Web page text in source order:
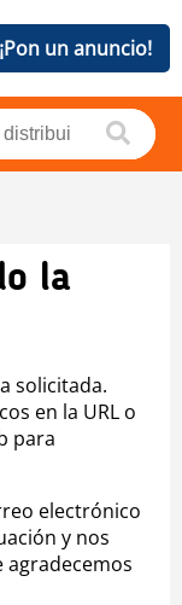
¡Pon un anuncio!
la
solicitada.
en la URL o
para
electrónico
y nos